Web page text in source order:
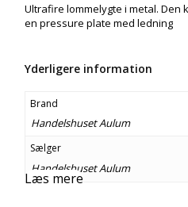
Ultrafire lommelygte i metal. Den
en pressure plate med ledning
Yderligere information
Brand
Handelshuset Aulum
Sælger
Handelshuset Aulum
Læs mere